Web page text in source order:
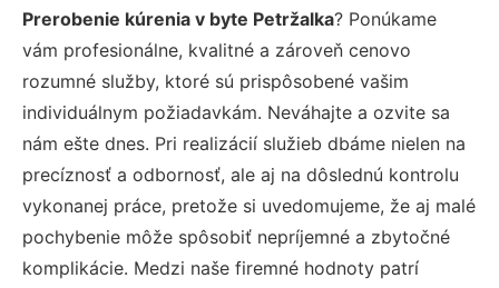
Prerobenie kúrenia v byte Petržalka? Ponúkame
vám profesionálne, kvalitné a zároveň cenovo
rozumné služby, ktoré sú prispôsobené vašim
individuálnym požiadavkám. Neváhajte a ozvite sa
nám ešte dnes. Pri realizácií služieb dbáme nielen na
precíznosť a odbornosť, ale aj na dôslednú kontrolu
vykonanej práce, pretože si uvedomujeme, že aj malé
pochybenie môže spôsobiť nepríjemné a zbytočné
komplikácie. Medzi naše firemné hodnoty patrí